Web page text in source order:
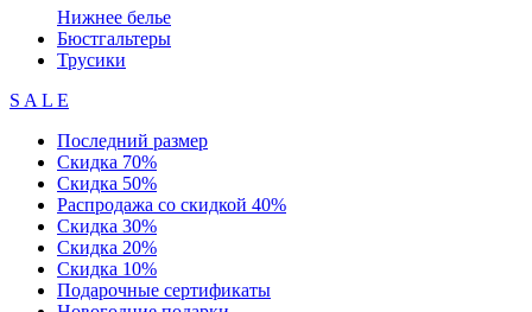
Нижнее белье
Бюстгальтеры
Трусики
S A L E
Последний размер
Скидка 70%
Скидка 50%
Распродажа со скидкой 40%
Скидка 30%
Скидка 20%
Скидка 10%
Подарочные сертификаты